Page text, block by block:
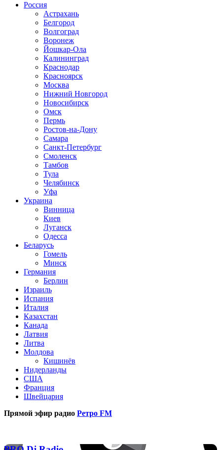
Россия
Астрахань
Белгород
Волгоград
Воронеж
Йошкар-Ола
Калининград
Краснодар
Красноярск
Москва
Нижний Новгород
Новосибирск
Омск
Пермь
Ростов-на-Дону
Самара
Санкт-Петербург
Смоленск
Тамбов
Тула
Челябинск
Уфа
Украина
Винница
Киев
Луганск
Одесса
Беларусь
Гомель
Минск
Германия
Берлин
Израиль
Испания
Италия
Казахстан
Канада
Латвия
Литва
Молдова
Кишинёв
Нидерланды
США
Франция
Швейцария
Прямой эфир радио Ретро FM
PRO